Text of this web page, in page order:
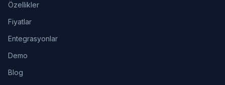
Özellikler
Fiyatlar
Entegrasyonlar
Demo
Blog